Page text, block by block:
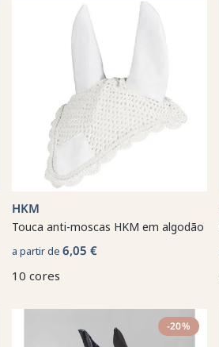
HKM
Touca anti-moscas HKM em algodão
a partir de 6,05 €
10 cores
-20%